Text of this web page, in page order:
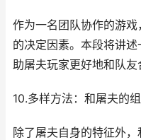
作为一名团队协作的游戏
的决定因素。本段将讲
助屠夫玩家更好地和队友
10.多样方法：和屠夫的
除了屠夫自身的特征外